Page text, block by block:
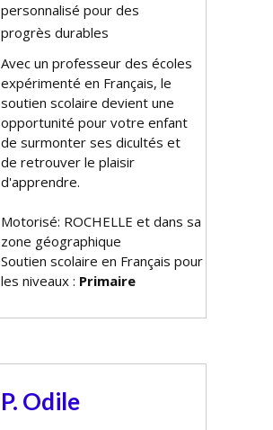
personnalisé pour des
progrès durables
Avec un professeur des écoles
expérimenté en Français, le
soutien scolaire devient une
opportunité pour votre enfant
de surmonter ses difficultés et
de retrouver le plaisir
d'apprendre.
Motorisé: ROCHELLE et dans sa
zone géographique
Soutien scolaire en Français pour
les niveaux : Primaire
P. Odile